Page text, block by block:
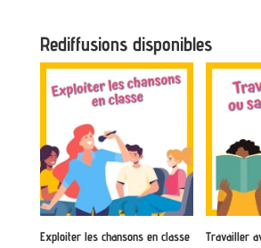
Rediffusions disponibles
Exploiter les chansons en classe Travailler